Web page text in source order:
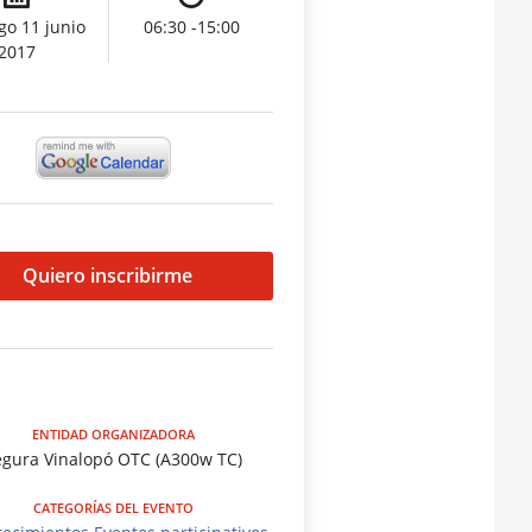
11 junio
06:30 -15:00
Quiero inscribirme
ENTIDAD ORGANIZADORA
Vinalopó OTC (A300w TC)
CATEGORÍAS DEL EVENTO